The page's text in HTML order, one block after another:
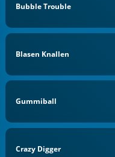
Bubble Trouble
Blasen Knallen
Gummiball
Crazy Digger